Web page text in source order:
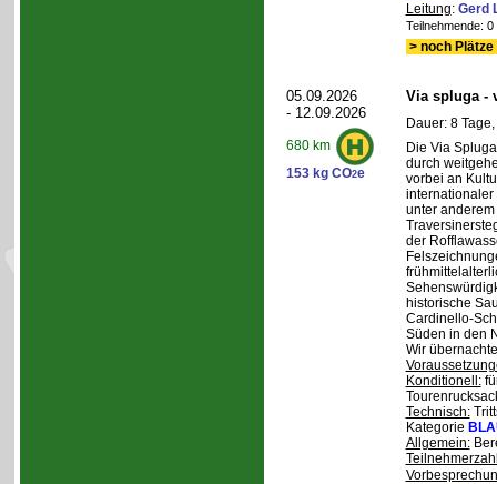
Leitung: Gerd
Teilnehmende:
> noch
05.09.2026
- 12.09.2026
680 km
153 kg CO2e
Via spluga -
Dauer: 8
Die Via
durch
vorbei an
internationaler
unter
der
historische
Cardinello-
Süden in den
Wir
Konditionell:
Technisch:
Kategorie
Allgemein: